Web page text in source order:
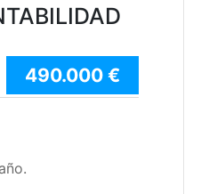
490.000 €